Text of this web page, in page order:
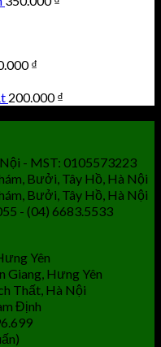
₫
200.000₫
- MST: 0105573223
Bưởi, Tây Hồ, Hà Nội
Bưởi, Tây Hồ, Hà Nội
- (04) 6683.5533
Yên
Giang, Hưng Yên
Thất, Hà Nội
Định